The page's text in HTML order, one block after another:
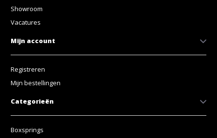
Showroom
Vacatures
Mijn account
Registreren
Mijn bestellingen
Categorieën
Boxsprings